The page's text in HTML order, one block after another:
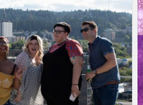
ZEHBE
UND
TOO
GOOD
TO
GO
VERRATEN
6
PRAKTISCHE
LEBENSQUALITÄT